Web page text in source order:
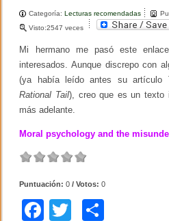
Categoría:Lecturas recomendadas
Visto:2547 veces
Mi hermano me pasó este
interesados. Aunque discrepo con
(ya había leído antes su artículo
Rational Tail), creo que es un texto
más adelante.
Moral psychology and the
Puntuación:0 / Votos:0
F